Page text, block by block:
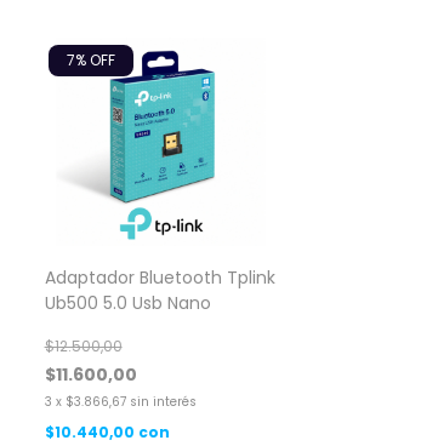
Adaptador Bluetooth Tplink
Ub500 5.0 Usb Nano
$11.600,00
$12.500,00
7% OFF
3 x $3.866,67 sin interés
$10.440,00 con